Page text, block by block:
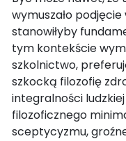
wymuszało
stanowiłyby
tym kontekście
szkolnictwo,
szkocką filozofię
integralności
filozoficznego
sceptycyzmu,